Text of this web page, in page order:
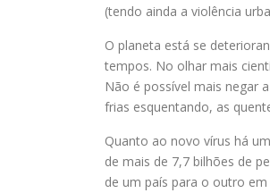
(tendo ainda a violência
O planeta está se
tempos. No olhar mais
Não é possível mais negar
frias esquentando, as
Quanto ao novo vírus há
de mais de 7,7 bilhões de
de um país para o outro